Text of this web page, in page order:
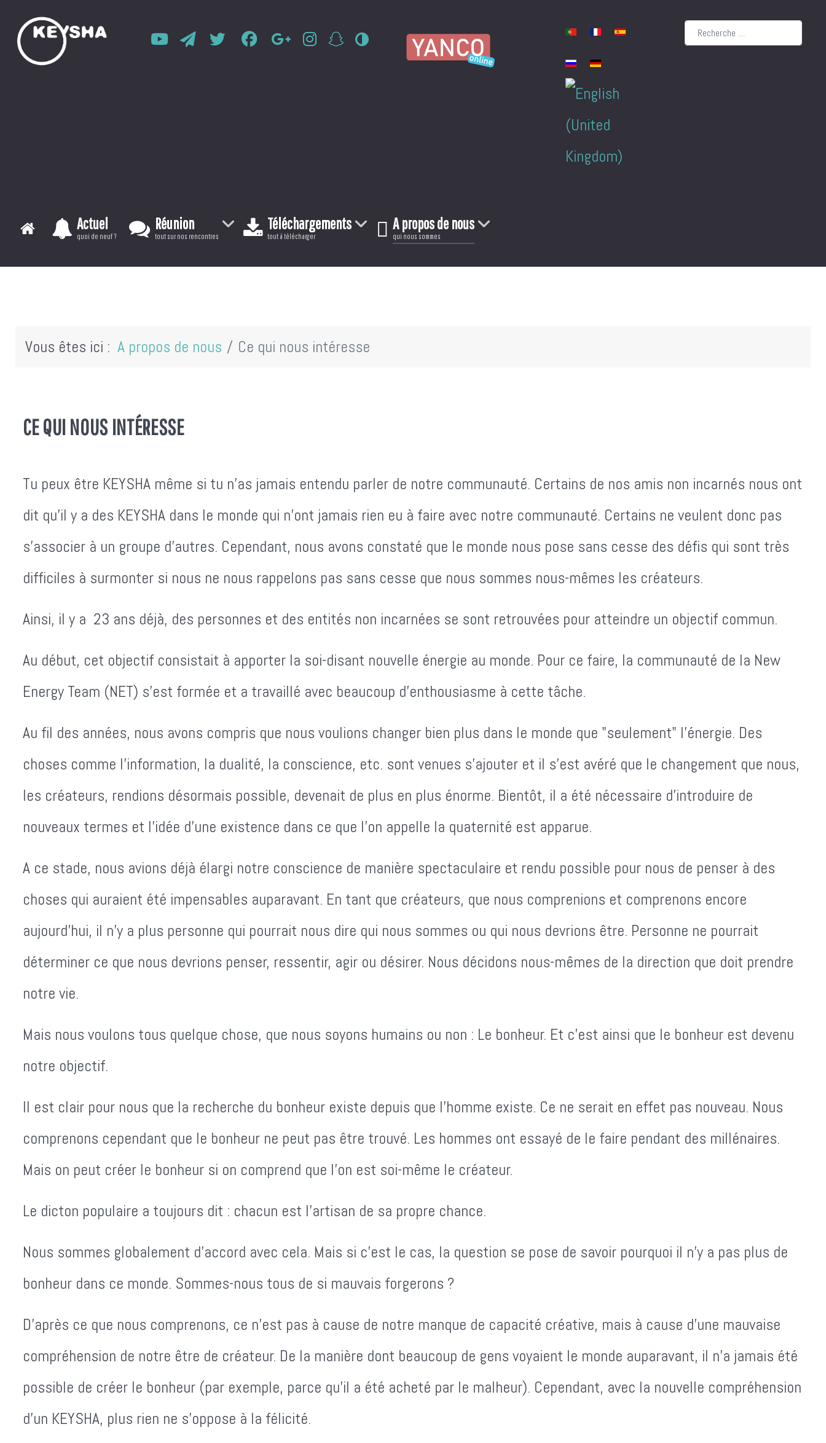
Sélectionnez votre langueRechercher
Actuel
quoi de neuf ?
Réunion
tout sur nos rencontres
Téléchargements
tout à télécharger
A propos de nous
qui nous sommes
Vous êtes ici : A propos de nous Ce qui nous intéresse
CE QUI NOUS INTÉRESSE
Tu peux être KEYSHA même si tu n'as jamais entendu parler de notre communauté. Certains de nos amis non incarnés nous ont
dit qu'il y a des KEYSHA dans le monde qui n'ont jamais rien eu à faire avec notre communauté. Certains ne veulent donc pas
s'associer à un groupe d'autres. Cependant, nous avons constaté que le monde nous pose sans cesse des défis qui sont très
difficiles à surmonter si nous ne nous rappelons pas sans cesse que nous sommes nous-mêmes les créateurs.
Ainsi, il y a 23 ans déjà, des personnes et des entités non incarnées se sont retrouvées pour atteindre un objectif commun.
Au début, cet objectif consistait à apporter la soi-disant nouvelle énergie au monde. Pour ce faire, la communauté de la New
Energy Team (NET) s'est formée et a travaillé avec beaucoup d'enthousiasme à cette tâche.
Au fil des années, nous avons compris que nous voulions changer bien plus dans le monde que "seulement" l'énergie. Des
choses comme l'information, la dualité, la conscience, etc. sont venues s'ajouter et il s'est avéré que le changement que nous,
les créateurs, rendions désormais possible, devenait de plus en plus énorme. Bientôt, il a été nécessaire d'introduire de
nouveaux termes et l'idée d'une existence dans ce que l'on appelle la quaternité est apparue.
A ce stade, nous avions déjà élargi notre conscience de manière spectaculaire et rendu possible pour nous de penser à des
choses qui auraient été impensables auparavant. En tant que créateurs, que nous comprenions et comprenons encore
aujourd'hui, il n'y a plus personne qui pourrait nous dire qui nous sommes ou qui nous devrions être. Personne ne pourrait
déterminer ce que nous devrions penser, ressentir, agir ou désirer. Nous décidons nous-mêmes de la direction que doit prendre
notre vie.
Mais nous voulons tous quelque chose, que nous soyons humains ou non : Le bonheur. Et c'est ainsi que le bonheur est devenu
notre objectif.
Il est clair pour nous que la recherche du bonheur existe depuis que l'homme existe. Ce ne serait en effet pas nouveau. Nous
comprenons cependant que le bonheur ne peut pas être trouvé. Les hommes ont essayé de le faire pendant des millénaires.
Mais on peut créer le bonheur si on comprend que l'on est soi-même le créateur.
Le dicton populaire a toujours dit : chacun est l'artisan de sa propre chance.
Nous sommes globalement d'accord avec cela. Mais si c'est le cas, la question se pose de savoir pourquoi il n'y a pas plus de
bonheur dans ce monde. Sommes-nous tous de si mauvais forgerons ?
D'après ce que nous comprenons, ce n'est pas à cause de notre manque de capacité créative, mais à cause d'une mauvaise
compréhension de notre être de créateur. De la manière dont beaucoup de gens voyaient le monde auparavant, il n'a jamais été
possible de créer le bonheur (par exemple, parce qu'il a été acheté par le malheur). Cependant, avec la nouvelle compréhension
d'un KEYSHA, plus rien ne s'oppose à la félicité.